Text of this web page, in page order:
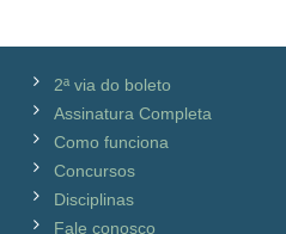
2ª via do boleto
Assinatura Completa
Como funciona
Concursos
Disciplinas
Fale conosco